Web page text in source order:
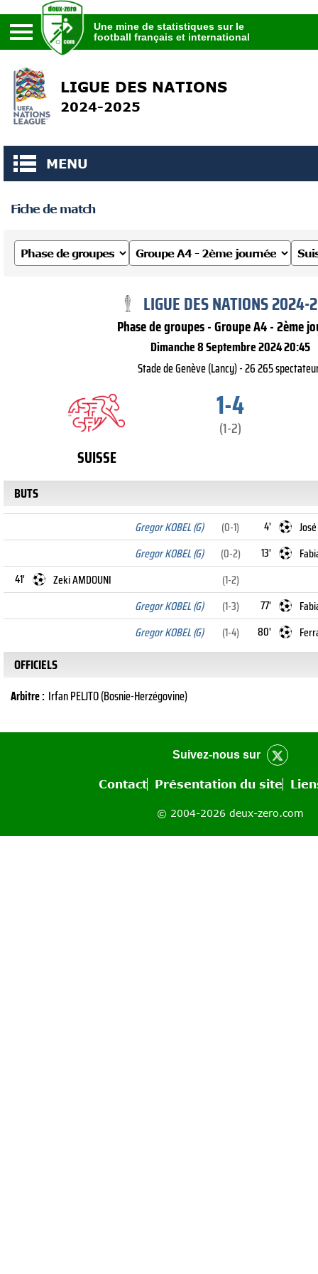
football français et international
Une mine de statistiques sur le
football français et international
LIGUE DES NATIONS
2024-2025
MENU
Fiche de match
LIGUE DES NATIONS
Phase de groupes - Groupe A4 - 2ème
Dimanche 8 Septembre 2024 20:45
Stade de Genève (Lancy) - 26 265
1-4
(1-2)
SUISSE
BUTS
Gregor KOBEL (G) (0-1) 4'
Gregor KOBEL (G)
(0-2) 13'
41'
Zeki AMDOUNI
(1-2)
Gregor KOBEL (G)
(1-3) 77'
Gregor KOBEL (G)
(1-4) 80'
OFFICIELS
Arbitre : Irfan PELJTO (Bosnie-Herzégovine)
Suivez-nous sur
Contact Présentation du site
© 2004-2026 deux-zero.com